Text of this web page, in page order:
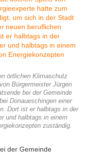
örtlichen Klimaschutz
Bürgermeister Jürgen
bei der Gemeinde
Donaueschingen einer
Dort ist er halbtags in der
und halbtags in einem
zuständig.
der Gemeinde